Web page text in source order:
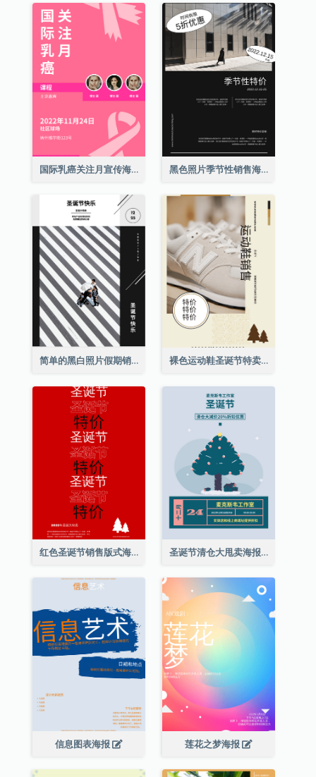
国际乳癌关注月宣传海报 黑色照片季节性销售海报
简单的黑白照片假期销售海报 裸色运动鞋圣诞节特卖海报
红色圣诞节销售版式海报 圣诞节清仓大甩卖海报
信息图表海报 莲花之梦海报